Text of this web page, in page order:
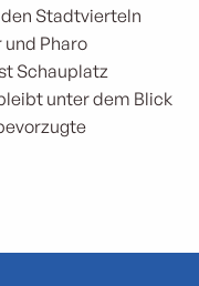
Stadtvierteln
Pharo
Schauplatz
unter dem Blick